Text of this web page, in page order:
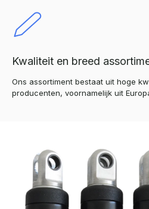
Kwaliteit en breed
Ons assortiment bestaat uit hoge
producenten, voornamelijk uit